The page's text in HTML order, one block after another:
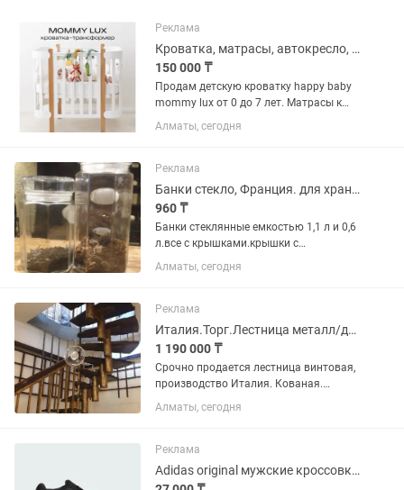
Реклама
Кроватка, матрасы, автокресло, кокон, коврик
150 000 ₸
Продам детскую кроватку happy baby
mommy lux от 0 до 7 лет. Матрасы к
детской кроватке mommy lux в 2х
размерах + бортики. Авто кресло
новорожденного. Коврик детский.
Состояние...
Алматы, сегодня
Реклама
Банки стекло, Франция. для хранения пищевых продуктов 2 размеров.
960 ₸
Банки стеклянные емкостью 1,1 л и 0,6
л.все с крышками.крышки с
уплотнителями. В наличии по 30 штук
каждого объема. Производство
маленькие 960 тг. Торг.
Алматы, сегодня
Реклама
Италия.Торг.Лестница металл/дерево. Срочно.
1 190 000 ₸
Срочно продается лестница винтовая,
производство Италия. Кованая.
Поворот любой. Привозная. 18
ступенек, но возможно под
количество и длинну. Ступени и
перила...
Алматы, сегодня
Реклама
Adidas original мужские кроссовки 46 размер абсолютно новые